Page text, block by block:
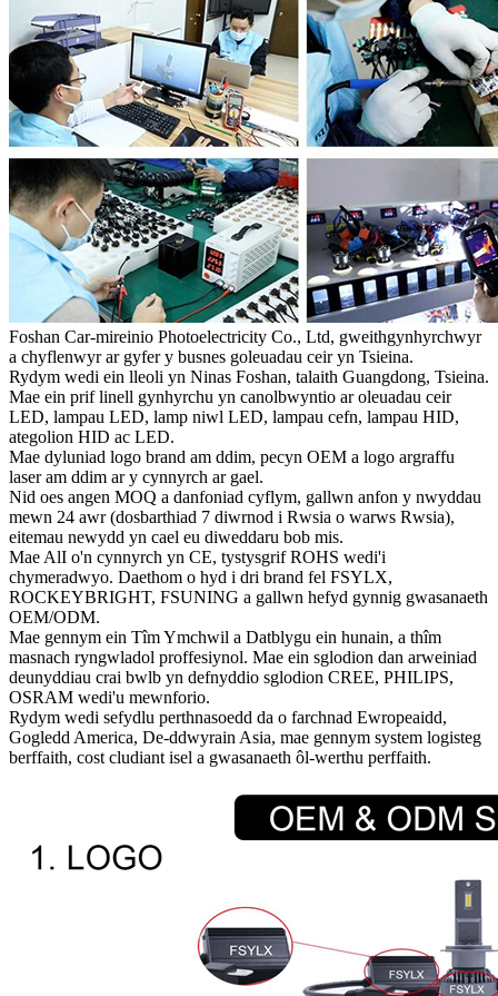
Foshan Car-mireinio Photoelectricity Co., Ltd, gweithgynhyrchwyr
a chyflenwyr ar gyfer y busnes goleuadau ceir yn Tsieina.
Rydym wedi ein lleoli yn Ninas Foshan, talaith Guangdong, Tsieina.
Mae ein prif linell gynhyrchu yn canolbwyntio ar oleuadau ceir
LED, lampau LED, lamp niwl LED, lampau cefn, lampau HID,
ategolion HID ac LED.
Mae dyluniad logo brand am ddim, pecyn OEM a logo argraffu
laser am ddim ar y cynnyrch ar gael.
Nid oes angen MOQ a danfoniad cyflym, gallwn anfon y nwyddau
mewn 24 awr (dosbarthiad 7 diwrnod i Rwsia o warws Rwsia),
eitemau newydd yn cael eu diweddaru bob mis.
Mae AlI o'n cynnyrch yn CE, tystysgrif ROHS wedi'i
chymeradwyo. Daethom o hyd i dri brand fel FSYLX,
ROCKEYBRIGHT, FSUNING a gallwn hefyd gynnig gwasanaeth
OEM/ODM.
Mae gennym ein Tîm Ymchwil a Datblygu ein hunain, a thîm
masnach ryngwladol proffesiynol. Mae ein sglodion dan arweiniad
deunyddiau crai bwlb yn defnyddio sglodion CREE, PHILIPS,
OSRAM wedi'u mewnforio.
Rydym wedi sefydlu perthnasoedd da o farchnad Ewropeaidd,
Gogledd America, De-ddwyrain Asia, mae gennym system logisteg
berffaith, cost cludiant isel a gwasanaeth ôl-werthu perffaith.